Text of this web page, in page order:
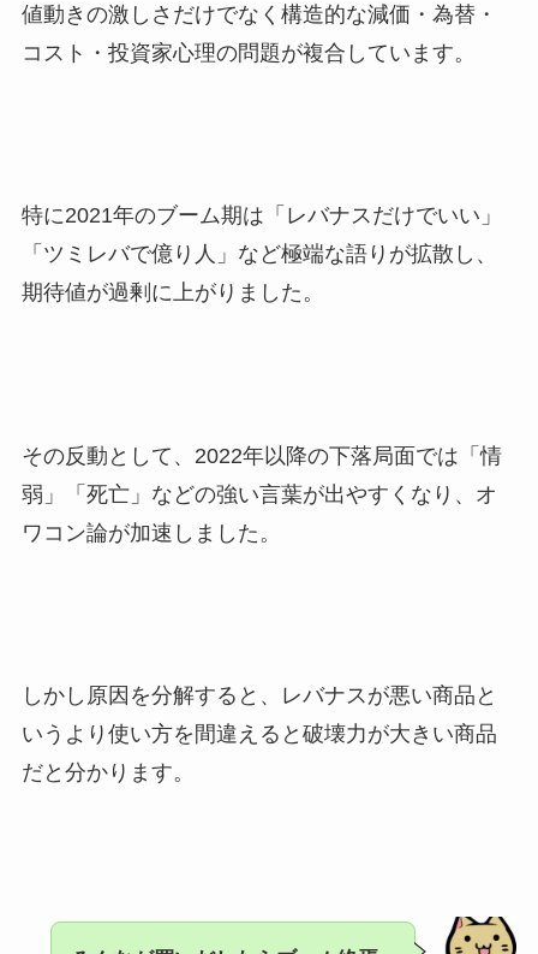
値動きの激しさだけでなく構造的な減価・為替・
コスト・投資家心理の問題が複合しています。
特に2021年のブーム期は「レバナスだけでいい」
「ツミレバで億り人」など極端な語りが拡散し、
期待値が過剰に上がりました。
その反動として、2022年以降の下落局面では「情
弱」「死亡」などの強い言葉が出やすくなり、オ
ワコン論が加速しました。
しかし原因を分解すると、レバナスが悪い商品と
いうより使い方を間違えると破壊力が大きい商品
だと分かります。